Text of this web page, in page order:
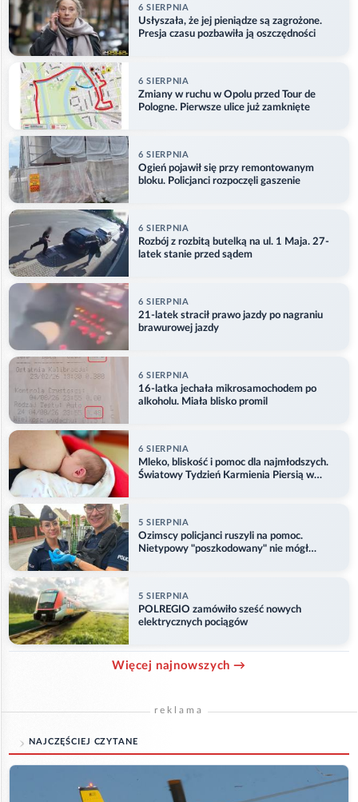
6 SIERPNIA
Usłyszała, że jej pieniądze są zagrożone.
Presja czasu pozbawiła ją oszczędności
6 SIERPNIA
Zmiany w ruchu w Opolu przed Tour de
Pologne. Pierwsze ulice już zamknięte
6 SIERPNIA
Ogień pojawił się przy remontowanym
bloku. Policjanci rozpoczęli gaszenie
6 SIERPNIA
Rozbój z rozbitą butelką na ul. 1 Maja. 27-
latek stanie przed sądem
6 SIERPNIA
21-latek stracił prawo jazdy po nagraniu
brawurowej jazdy
6 SIERPNIA
16-latka jechała mikrosamochodem po
alkoholu. Miała blisko promil
6 SIERPNIA
Mleko, bliskość i pomoc dla najmłodszych.
Światowy Tydzień Karmienia Piersią w
5 SIERPNIA
Ozimscy policjanci ruszyli na pomoc.
Nietypowy "poszkodowany" nie mógł
5 SIERPNIA
POLREGIO zamówiło sześć nowych
elektrycznych pociągów
Więcej najnowszych →
reklama
NAJCZĘŚCIEJ CZYTANE